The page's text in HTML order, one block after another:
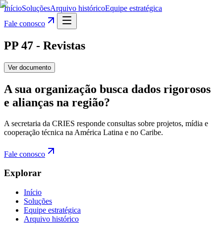
InícioSoluçõesArquivo históricoEquipe estratégica
Fale conosco
PP 47 - Revistas
Ver documento
A sua organização busca dados rigorosos
e alianças na região?
A secretaria da CRIES responde consultas sobre projetos, mídia e
cooperação técnica na América Latina e no Caribe.
Fale conosco
Explorar
Início
Soluções
Equipe estratégica
Arquivo histórico